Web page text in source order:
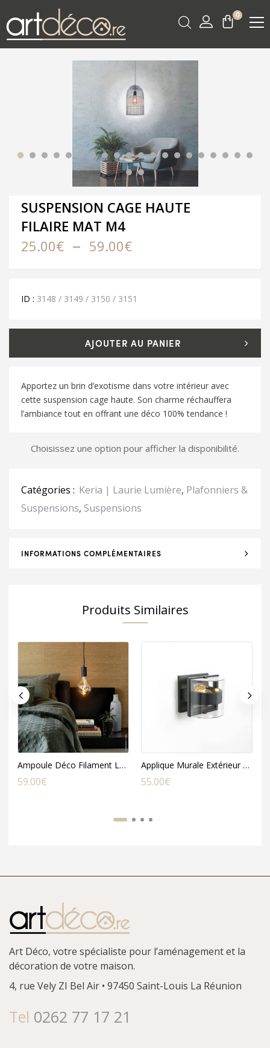
0
SUSPENSION CAGE HAUTE
FILAIRE MAT M4
25.00€ – 59.00€Plage
de
59.00€
ID : 3148 / 3149 / 3150 / 3151
AJOUTER AU PANIER
Apportez un brin d’exotisme dans votre intérieur avec
cette suspension cage haute. Son charme réchauffera
l’ambiance tout en offrant une déco 100% tendance !
Choisissez une option pour afficher la disponibilité.
Catégories : Keria | Laurie Lumière, Plafonniers &
Suspensions, Suspensions
INFORMATIONS COMPLÉMENTAIRES
Produits Similaires
Ampoule Déco Filament LED XXL ORGANIC en Verre Fumé Doré
59.00€
Applique Murale Extérieur DELTA en Métal Gris et Acrylique
55.00€
Art Déco, votre spécialiste pour l’aménagement et la
décoration de votre maison.
4, rue Vely ZI Bel Air • 97450 Saint-Louis La Réunion
Tel 0262 77 17 21